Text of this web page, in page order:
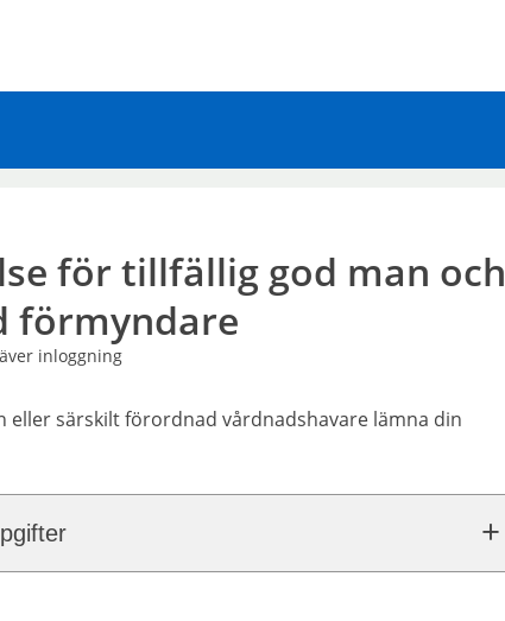
för tillfällig god man och
förmyndare
inloggning
eller särskilt förordnad vårdnadshavare lämna din